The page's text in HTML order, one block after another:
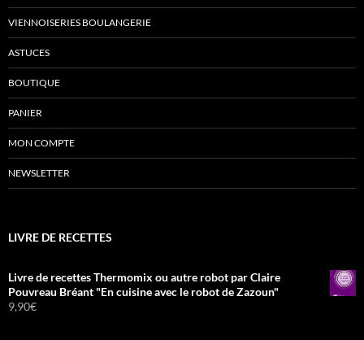
VIENNOISERIES BOULANGERIE
ASTUCES
BOUTIQUE
PANIER
MON COMPTE
NEWSLETTER
LIVRE DE RECETTES
Livre de recettes Thermomix ou autre robot par Claire
Pouvreau Bréant "En cuisine avec le robot de Zazoun"
9,90€